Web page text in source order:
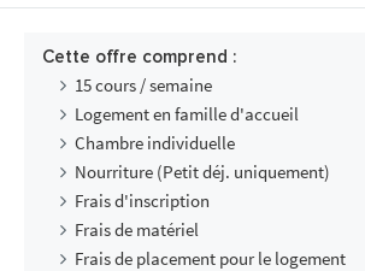
Cette offre comprend :
15 cours / semaine
Logement en famille d'accueil
Chambre individuelle
Nourriture (Petit déj. uniquement)
Frais d'inscription
Frais de matériel
Frais de placement pour le logement